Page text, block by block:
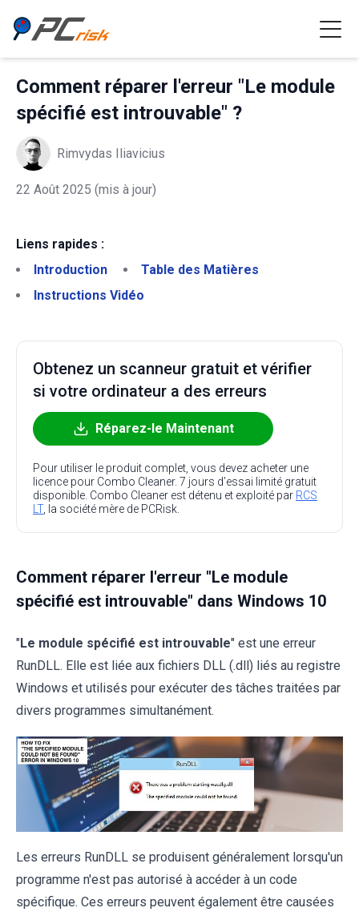
Comment réparer l'erreur "Le module
spécifié est introuvable" ?
Rimvydas Iliavicius
22 Août 2025 (mis à jour)
Liens rapides :
Introduction
Table des Matières
Instructions Vidéo
Obtenez un scanneur gratuit et vérifier
si votre ordinateur a des erreurs
Réparez-le Maintenant
Pour utiliser le produit complet, vous devez acheter une
licence pour Combo Cleaner. 7 jours d’essai limité gratuit
disponible. Combo Cleaner est détenu et exploité par RCS
LT, la société mère de PCRisk.
Comment réparer l'erreur "Le module
spécifié est introuvable" dans Windows 10
"Le module spécifié est introuvable" est une erreur
RunDLL. Elle est liée aux fichiers DLL (.dll) liés au registre
Windows et utilisés pour exécuter des tâches traitées par
divers programmes simultanément.
Les erreurs RunDLL se produisent généralement lorsqu'un
programme n'est pas autorisé à accéder à un code
spécifique. Ces erreurs peuvent également être causées